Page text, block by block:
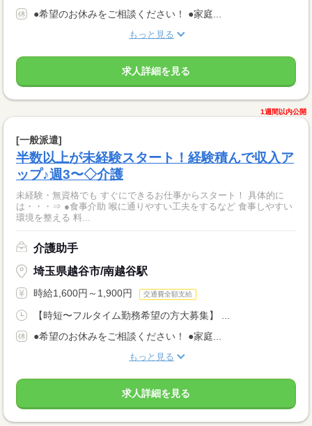
●希望のお休みをご相談ください！ ●家庭...
もっと見る
求人詳細を見る
1週間以内公開
[一般派遣]
半数以上が未経験スタート！経験積んで収入ア
ップ♪週3〜◇介護
未経験・無資格でも すぐにできるお仕事からスタート！ 具体的に
は・・・⇒ ●食事介助 喉に通りやすい工夫をするなど 食事しやすい
環境を整える 料...
介護助手
埼玉県越谷市/南越谷駅
時給1,600円～1,900円 交通費全額支給
【時短〜フルタイム勤務希望の方大募集】 ...
●希望のお休みをご相談ください！ ●家庭...
もっと見る
求人詳細を見る